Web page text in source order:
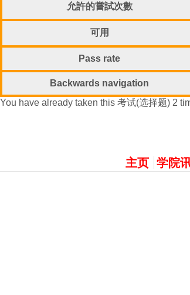
允許的嘗試次數
可用
Pass rate
Backwards navigation
You have already taken this 考试(选择题) 2
主页 学院